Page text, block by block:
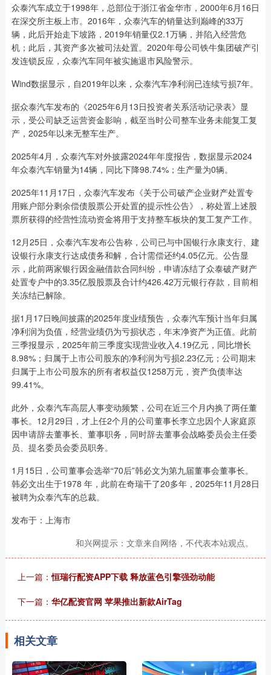
众泰汽车成立于1998年，总部位于浙江省金华市，2000年6月16日
在深交所主板上市。2016年，众泰汽车的销量达到巅峰的33万
辆，此后开始走下坡路，2019年销量仅2.1万辆，并陷入经营危
机；此后，其资产多次被司法处置。2020年母公司铁牛集团破产引
发连锁反应，众泰汽车同年被实施退市风险警示。
Wind数据显示，自2019年以来，众泰汽车净利润已连续亏损7年。
据众泰汽车发布的《2025年6月13日投资者关系活动记录表》显
示，受公司缺乏运营资金影响，截至当时公司整车业务未能复工复
产，2025年以来无整车生产。
2025年4月，众泰汽车对外披露2024年年度报告，数据显示2024
年众泰汽车销量为14辆，同比下降98.74%；生产量为0辆。
2025年11月17日，众泰汽车发布《关于公司破产企业财产处置专
用账户部分剩余偿债股票公开处置的提示性公告》，称处置上述股
票所获得的经营性流动资金将用于支持整车板块的复工复产工作。
12月25日，众泰汽车发布公告称，公司已与中国银行永康支行、建
设银行永康支行达成债务和解，合计需偿还约4.05亿元。公告显
示，此前两家银行因金融借款合同纠纷，申请冻结了众泰破产财产
处置专户中的3.35亿股股票及合计约426.42万元银行存款，目前相
关冻结已解除。
据1月17日晚间披露的2025年度业绩预告，众泰汽车预计当年归属
净利润为负值，经营业绩仍为亏损状态，年末净资产为正值。此前
三季报显示，2025年前三季度实现营业收入4.19亿元，同比增长
8.98%；归属于上市公司股东的净利润为亏损2.23亿元；公司期末
归属于上市公司股东的所有者权益仅1258万元，资产负债率达
99.41%。
此外，众泰汽车高层人事变动频繁，公司在近三个月内换了两任董
事长。12月29日，才上任2个月的公司董事长李立忠因个人家庭原
因申请辞去董事长、董事职务，同时辞去董事会战略委员会主任委
员、提名委员会委员职务。
1月15日，公司董事会选举“70后”韩必文为第九届董事会董事长。
韩必文出生于1978 年，此前在奇瑞干了20多年，2025年11月28日
被聘为众泰汽车的总裁。
发布于：上海市
和兴网提示：文章来自网络，不代表本站观点。
上一篇：恒瑞行配资APP下载 释放蓝色引擎强劲动能
下一篇： 华亿配资官网 苹果推出新款AirTag
相关文章